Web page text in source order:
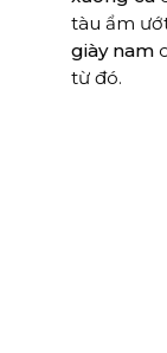
tàu ẩm
giày nam
từ đó.